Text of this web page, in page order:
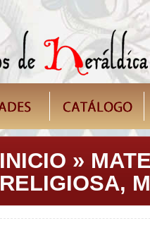
INICIO »
RELIGIOSA,